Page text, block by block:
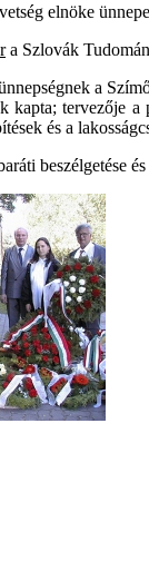
elnöke
a Szlovák
a
kapta; tervezője
és a
beszélgetése